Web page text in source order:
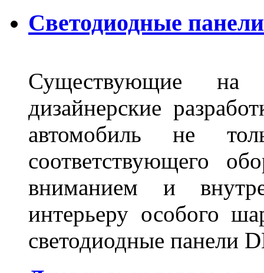
Светодиодные
Существующие
дизайнерские
автомобиль не
соответствующего
вниманием и
интерьеру особого
светодиодные панели